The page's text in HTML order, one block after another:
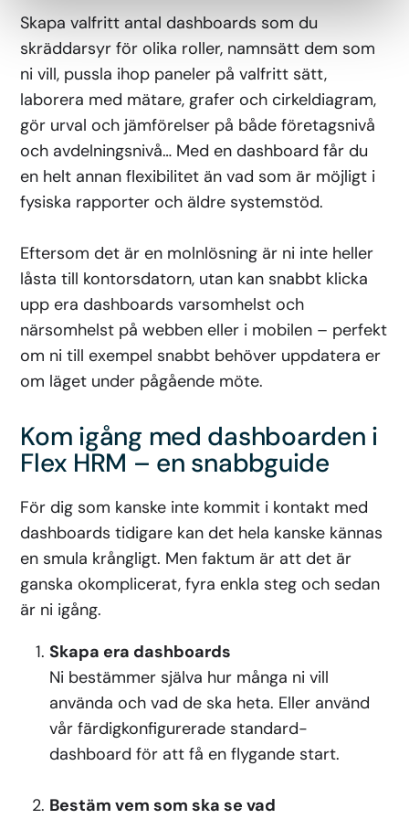
Skapa valfritt antal dashboards som du
skräddarsyr för olika roller, namnsätt dem som
ni vill, pussla ihop paneler på valfritt sätt,
laborera med mätare, grafer och cirkeldiagram,
gör urval och jämförelser på både företagsnivå
och avdelningsnivå… Med en dashboard får du
en helt annan flexibilitet än vad som är möjligt i
fysiska rapporter och äldre systemstöd.
Eftersom det är en molnlösning är ni inte heller
låsta till kontorsdatorn, utan kan snabbt klicka
upp era dashboards varsomhelst och
närsomhelst på webben eller i mobilen – perfekt
om ni till exempel snabbt behöver uppdatera er
om läget under pågående möte.
Kom igång med dashboarden i
Flex HRM – en snabbguide
För dig som kanske inte kommit i kontakt med
dashboards tidigare kan det hela kanske kännas
en smula krångligt. Men faktum är att det är
ganska okomplicerat, fyra enkla steg och sedan
är ni igång.
Skapa era dashboards
Ni bestämmer själva hur många ni vill
använda och vad de ska heta. Eller använd
vår färdigkonfigurerade standard-
dashboard för att få en flygande start.
Bestäm vem som ska se vad